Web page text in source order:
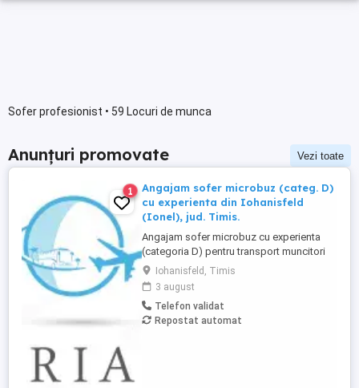
Sofer profesionist • 59 Locuri de munca
Anunțuri promovate Vezi toate
1
Angajam sofer microbuz (categ. D)
cu experienta din Iohanisfeld
(Ionel), jud. Timis.
Angajam sofer microbuz cu experienta
(categoria D) pentru transport muncitori
din zona Iohanisfeld (Ionel), jud. Timis, in
regim de curse regulate, conventie
transport angajati. Domiciliu in Iohanisfeld
(Ionel) sau imprejurimi. Salariu negociabil.
Mai multe informatii se pot obtine
Iohanisfeld, Timis
3 august
Telefon validat
Repostat automat